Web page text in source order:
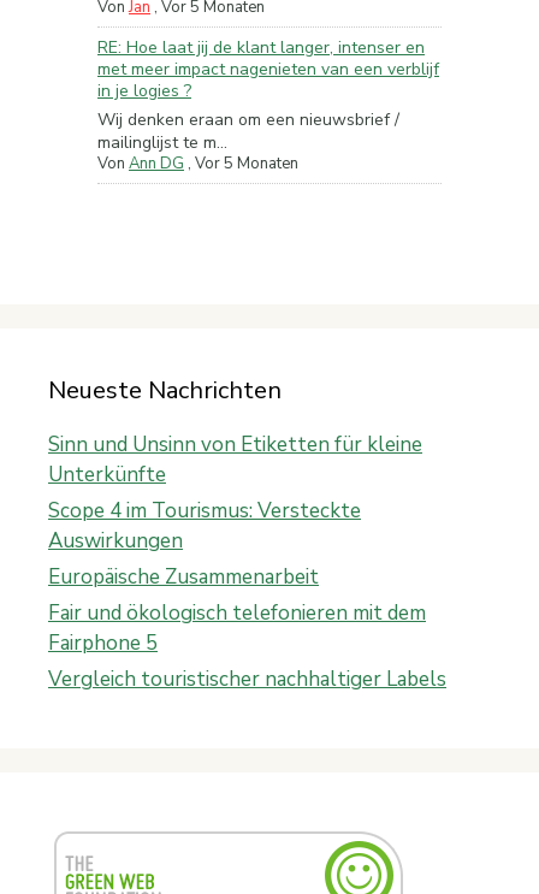
VonJan , Vor 5 Monaten
RE: Hoe laat jij de klant langer, intenser en
met meer impact nagenieten van een verblijf
in je logies ?
Wij denken eraan om een nieuwsbrief /
mailinglijst te m...
Von Ann DG , Vor 5 Monaten
Neueste Nachrichten
Sinn und Unsinn von Etiketten für kleine
Unterkünfte
Scope 4 im Tourismus: Versteckte
Auswirkungen
Europäische Zusammenarbeit
Fair und ökologisch telefonieren mit dem
Fairphone 5
Vergleich touristischer nachhaltiger Labels